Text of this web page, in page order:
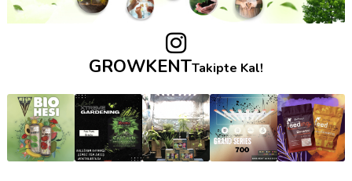
GROWKENTTakipte Kal!